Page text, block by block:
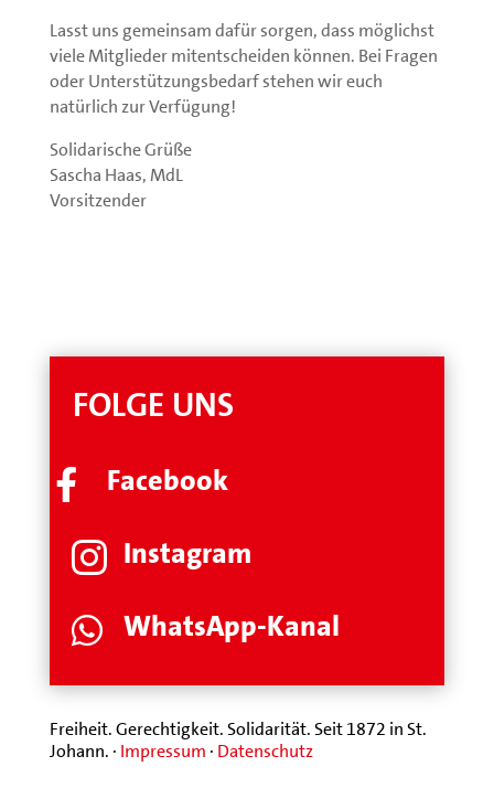
Lasst uns gemeinsam dafür sorgen, dass möglichst
viele Mitglieder mitentscheiden können. Bei Fragen
oder Unterstützungsbedarf stehen wir euch
natürlich zur Verfügung!
Solidarische Grüße
Sascha Haas, MdL
Vorsitzender
FOLGE UNS
 Facebook
 Instagram
 WhatsApp-Kanal
Freiheit. Gerechtigkeit. Solidarität. Seit 1872 in St.
Johann. · Impressum · Datenschutz